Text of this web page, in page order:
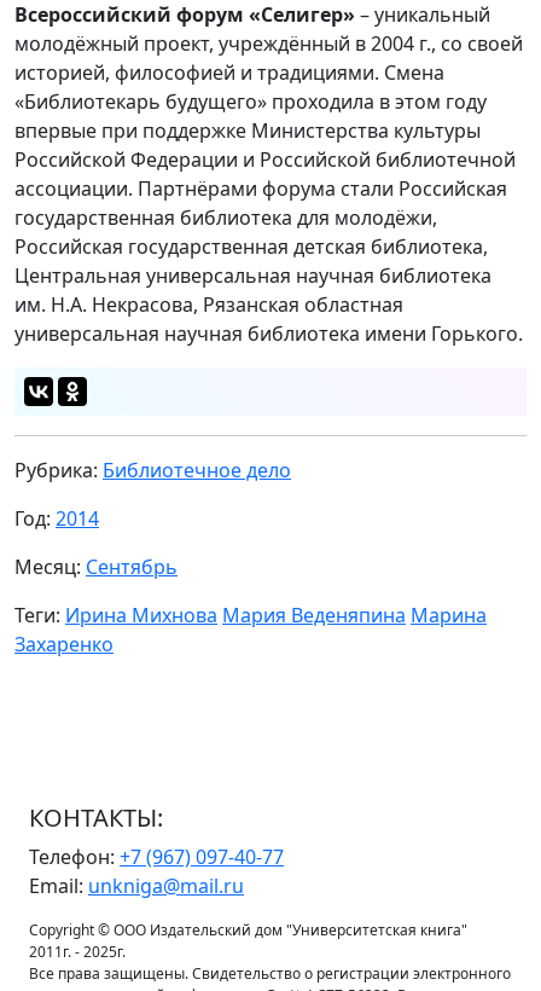
Всероссийский форум «Селигер» – уникальный
молодёжный проект, учреждённый в 2004 г., со своей
историей, философией и традициями. Смена
«Библиотекарь будущего» проходила в этом году
впервые при поддержке Министерства культуры
Российской Федерации и Российской библиотечной
ассоциации. Партнёрами форума стали Российская
государственная библиотека для молодёжи,
Российская государственная детская библиотека,
Центральная универсальная научная библиотека
им. Н.А. Некрасова, Рязанская областная
универсальная научная библиотека имени Горького.
Рубрика: Библиотечное дело
Год: 2014
Месяц: Сентябрь
Теги: Ирина Михнова Мария Веденяпина Марина
Захаренко
КОНТАКТЫ:
Телефон: +7 (967) 097-40-77
Email: unkniga@mail.ru
Copyright © ООО Издательский дом "Университетская книга"
2011г. - 2025г.
Все права защищены. Свидетельство о регистрации электронного